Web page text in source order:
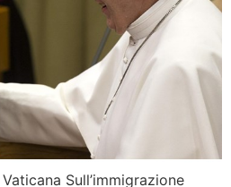
Sull’immigrazione